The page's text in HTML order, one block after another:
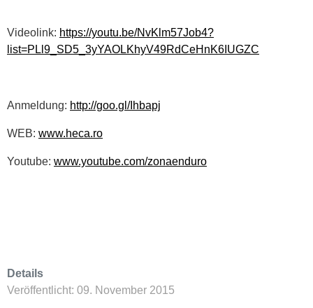
Videolink: https://youtu.be/NvKlm57Job4?
list=PLl9_SD5_3yYAOLKhyV49RdCeHnK6IUGZC
Anmeldung: http://goo.gl/Ihbapj
WEB: www.heca.ro
Youtube: www.youtube.com/zonaenduro
Details
Veröffentlicht: 09. November 2015